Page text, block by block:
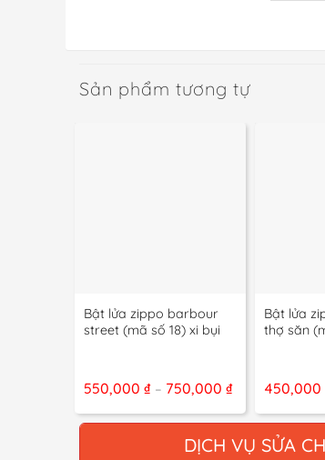
Sản phẩm tương tự
Bật lửa zippo barbour
street (mã số 18) xi bụi
550,000 ₫ – 750,000 ₫Khoảng
từ
550,000 ₫
đến
750,000 ₫
Bật lửa
thợ săn
450,000
DỊCH VỤ SỬA